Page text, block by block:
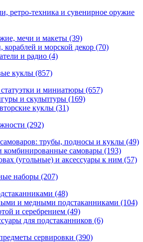
ретро-техника и сувенирное оружие
мечи и макеты (39)
и морской декор (70)
и радио (4)
куклы (857)
и миниатюры (657)
и скульптуры (169)
куклы (31)
(292)
трубы, подносы и куклы (49)
комбинированные самовары (193)
(угольные) и аксессуары к ним (57)
наборы (207)
(48)
и медными подстаканниками (104)
и серебрением (49)
для подстаканников (6)
сервировки (390)